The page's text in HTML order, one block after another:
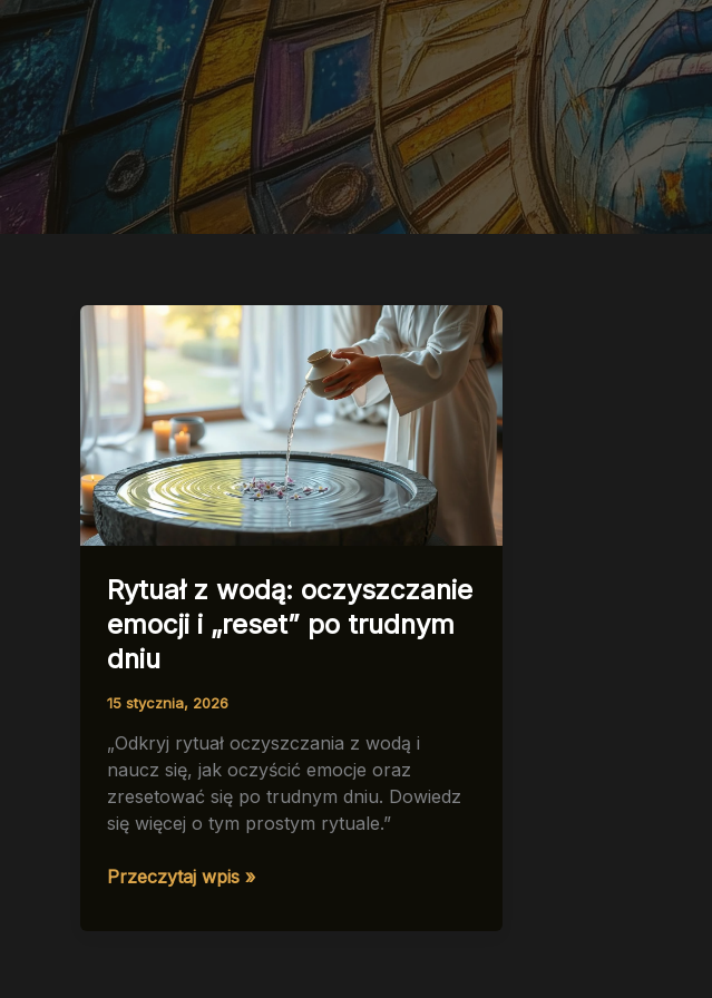
Rytuał z wodą: oczyszczanie
emocji i „reset” po trudnym
dniu
15 stycznia, 2026
„Odkryj rytuał oczyszczania z wodą i
naucz się, jak oczyścić emocje oraz
zresetować się po trudnym dniu. Dowiedz
się więcej o tym prostym rytuale.”
Rytuał
Przeczytaj wpis »